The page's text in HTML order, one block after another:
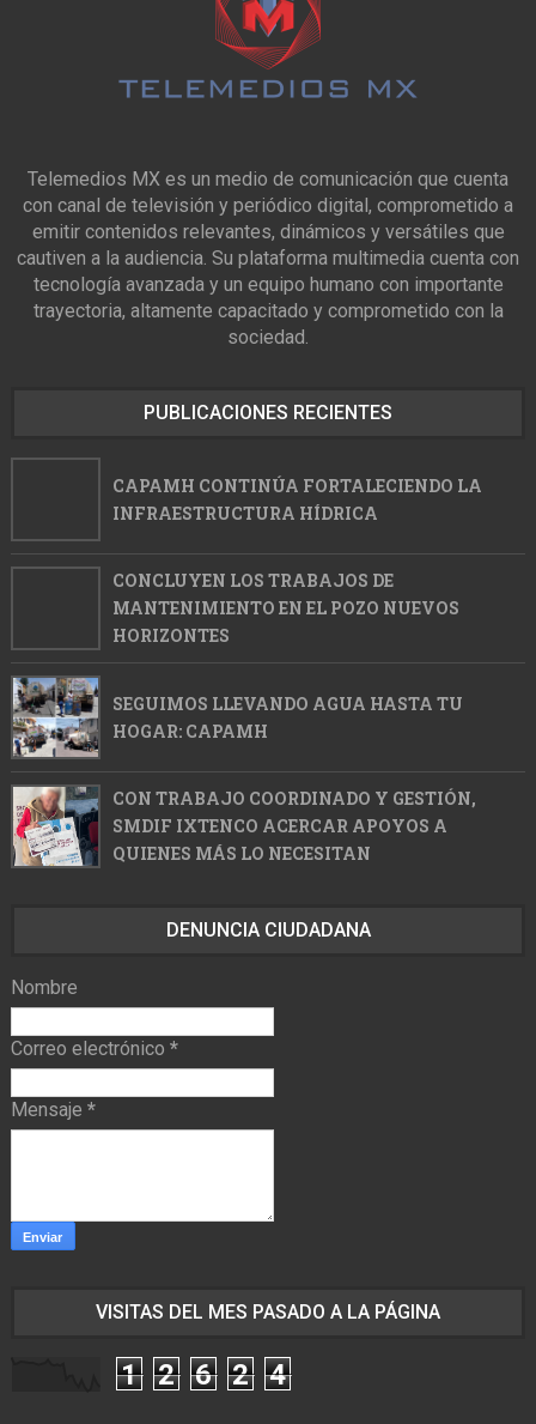
Telemedios MX es un medio de comunicación que cuenta
con canal de televisión y periódico digital, comprometido a
emitir contenidos relevantes, dinámicos y versátiles que
cautiven a la audiencia. Su plataforma multimedia cuenta con
tecnología avanzada y un equipo humano con importante
trayectoria, altamente capacitado y comprometido con la
sociedad.
PUBLICACIONES RECIENTES
CAPAMH CONTINÚA FORTALECIENDO LA
INFRAESTRUCTURA HÍDRICA
CONCLUYEN LOS TRABAJOS DE
MANTENIMIENTO EN EL POZO NUEVOS
HORIZONTES
SEGUIMOS LLEVANDO AGUA HASTA TU
HOGAR: CAPAMH
CON TRABAJO COORDINADO Y GESTIÓN,
SMDIF IXTENCO ACERCAR APOYOS A
QUIENES MÁS LO NECESITAN
DENUNCIA CIUDADANA
Nombre
Correo electrónico *
Mensaje *
VISITAS DEL MES PASADO A LA PÁGINA
1 2 6 2 4